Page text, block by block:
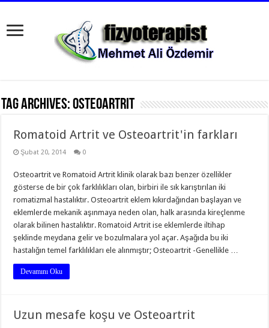
Tag Archives:osteoartrit
Romatoid Artrit ve Osteoartrit'in farkları
Şubat 20, 2014 0
Osteoartrit ve Romatoid Artrit klinik olarak bazı benzer özellikler
gösterse de bir çok farklılıkları olan, birbiri ile sık karıştırılan iki
romatizmal hastalıktır. Osteoartrit eklem kıkırdağından başlayan ve
eklemlerde mekanik aşınmaya neden olan, halk arasında kireçlenme
olarak bilinen hastalıktır. Romatoid Artrit ise eklemlerde iltihap
şeklinde meydana gelir ve bozulmalara yol açar. Aşağıda bu iki
hastalığın temel farklılıkları ele alınmıştır; Osteoartrit -Genellikle …
Devamını Oku
Uzun mesafe koşu ve Osteoartrit